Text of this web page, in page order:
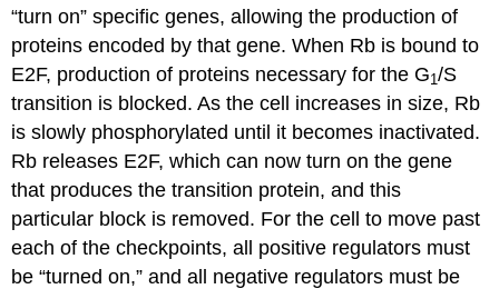
“turn on” specific genes, allowing the production of
proteins encoded by that gene. When Rb is bound to
E2F, production of proteins necessary for the G1/S
transition is blocked. As the cell increases in size, Rb
is slowly phosphorylated until it becomes inactivated.
Rb releases E2F, which can now turn on the gene
that produces the transition protein, and this
particular block is removed. For the cell to move past
each of the checkpoints, all positive regulators must
be “turned on,” and all negative regulators must be